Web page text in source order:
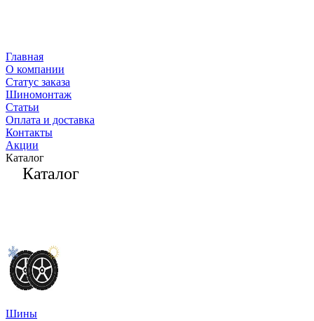
Главная
О компании
Статус заказа
Шиномонтаж
Статьи
Оплата и доставка
Контакты
Акции
Каталог
Каталог
Шины